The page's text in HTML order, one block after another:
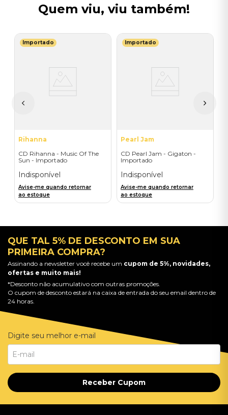
Quem viu, viu também!
Importado
Rihanna
CD Rihanna - Music Of The
Sun - Importado
Indisponível
Avise-me quando retornar
ao estoque
Importado
Pearl Jam
CD Pearl Jam - Gigaton -
Importado
Indisponível
Avise-me quando retornar
ao estoque
QUE TAL 5% DE DESCONTO EM SUA
PRIMEIRA COMPRA?
Assinando a newsletter você recebe um cupom de 5%, novidades,
ofertas e muito mais!
*Desconto não acumulativo com outras promoções.
O cupom de desconto estará na caixa de entrada do seu email dentro de
24 horas.
Digite seu melhor e-mail
Receber Cupom